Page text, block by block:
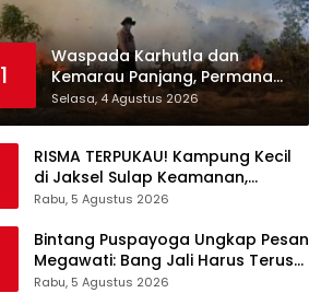
1
Waspada Karhutla dan
Kemarau Panjang, Permana
Irmansyah Tekankan Mitigasi
Berbasis Komunitas
Selasa, 4 Agustus 2026
RISMA TERPUKAU! Kampung Kecil
di Jaksel Sulap Keamanan,
Sampah, hingga Ketahanan
Rabu, 5 Agustus 2026
Bintang Puspayoga Ungkap Pesan
Megawati: Bang Jali Harus Terus
Dipantau dan Dikembangkan
Rabu, 5 Agustus 2026